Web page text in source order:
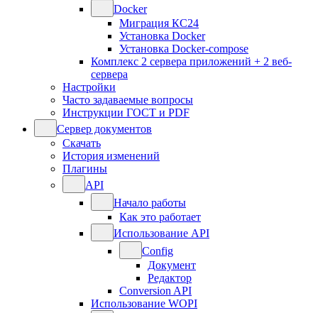
Docker
Миграция КС24
Установка Docker
Установка Docker-compose
Комплекс 2 сервера приложений + 2 веб-
сервера
Настройки
Часто задаваемые вопросы
Инструкции ГОСТ и PDF
Сервер документов
Скачать
История изменений
Плагины
API
Начало работы
Как это работает
Использование API
Config
Документ
Редактор
Conversion API
Использование WOPI